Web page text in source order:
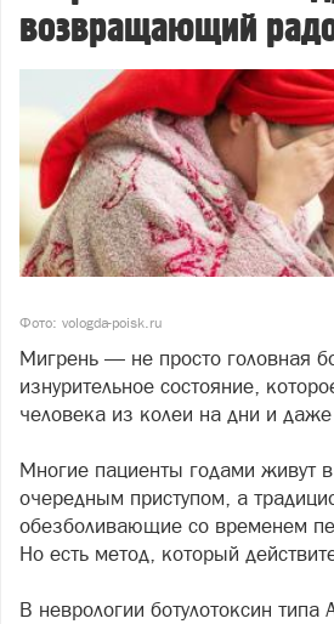
возвращающий
Фото: vologda-poisk.ru
Мигрень — не просто головная
изнурительное состояние,
человека из колеи на дни и
Многие пациенты годами живут
очередным приступом, а
обезболивающие со временем
Но есть метод, который
В неврологии ботулотоксин